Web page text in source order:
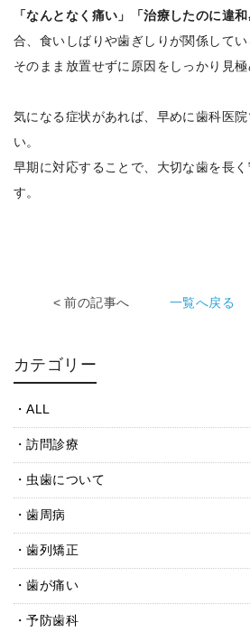
「なんとなく痛い」「治療したのに違和
合、食いしばりや歯ぎしりが関係してい
そのまま放置せずに原因をしっかり見極
気になる症状があれば、早めに歯科医
い。
早期に対応することで、大切な歯を長
す。
< 前の記事へ 一覧へ戻る
カテゴリー
ALL
訪問診療
虫歯について
歯周病
歯列矯正
歯が痛い
予防歯科